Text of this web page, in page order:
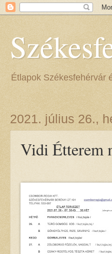
Étlapok Székesfehérvár
2021. július 26.,
Vidi Étterem